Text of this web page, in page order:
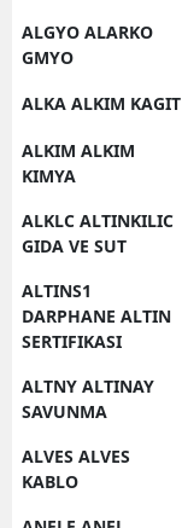
ALGYO ALARKO
GMYO
ALKA ALKIM KAGIT
ALKIM ALKIM
KIMYA
ALKLC ALTINKILIC
GIDA VE SUT
ALTINS1
DARPHANE ALTIN
SERTIFIKASI
ALTNY ALTINAY
SAVUNMA
ALVES ALVES
KABLO